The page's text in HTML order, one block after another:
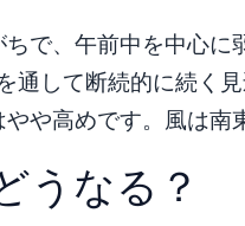
で、午前中を中心
して断続的に続く
や高めです。風は南
うなる？